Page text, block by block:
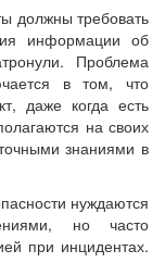
должны требовать
информации об
Проблема
в том, что
даже когда есть
на своих
знаниями в
нуждаются
но часто
при инцидентах.